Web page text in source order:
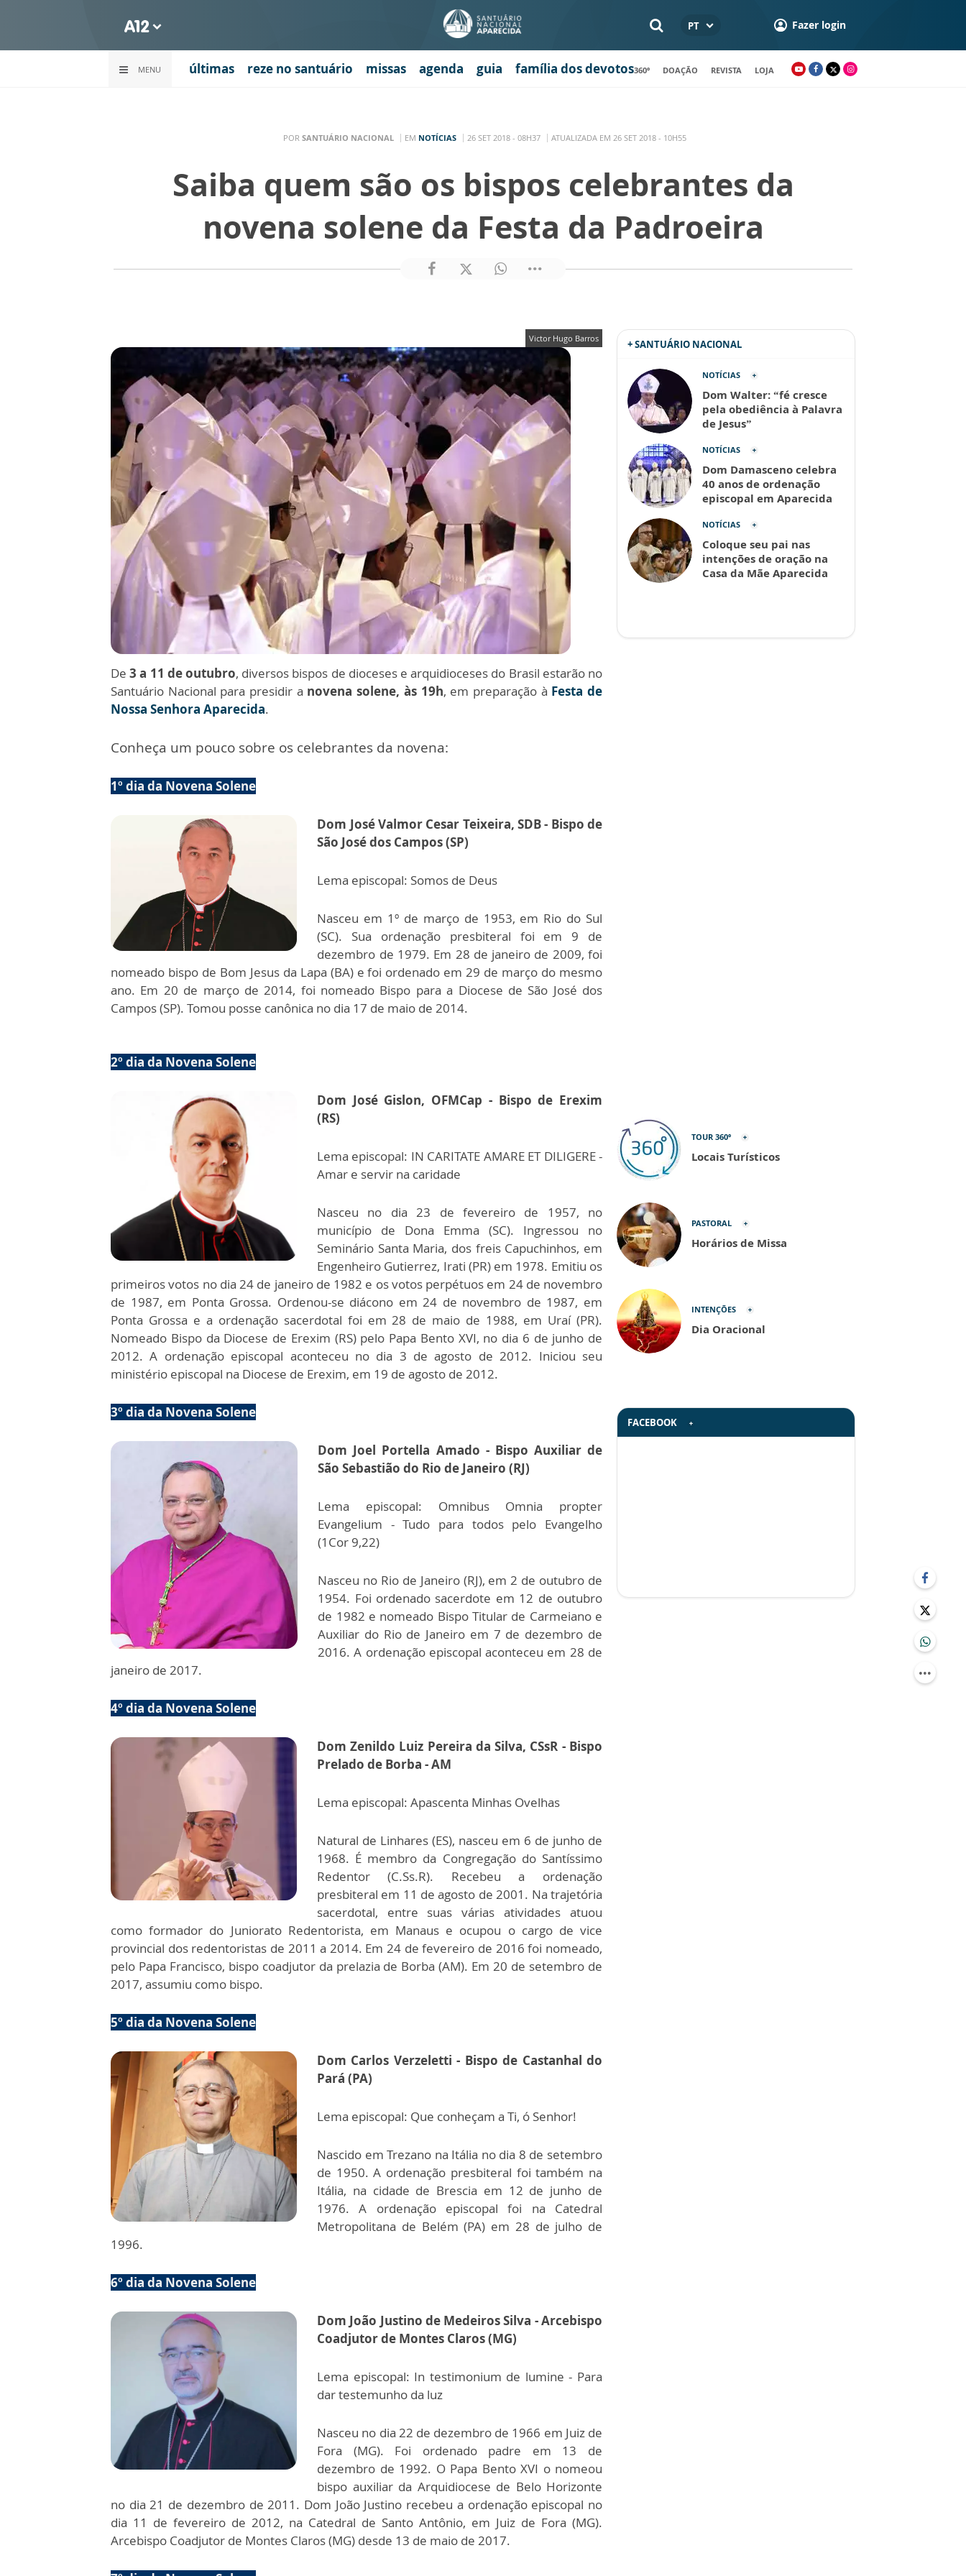
PT Fazer login
MENU últimas reze no santuário missas agenda guia família dos devotos360º DOAÇÃO REVISTA LOJA
POR SANTUÁRIO NACIONAL EM NOTÍCIAS 26 SET 2018 - 08H37 ATUALIZADA EM 26 SET 2018 - 10H55
Saiba quem são os bispos celebrantes da
novena solene da Festa da Padroeira
Victor Hugo Barros
De3 a 11 de outubro, diversos bispos de dioceses e arquidioceses do Brasil estarão no
Santuário Nacional para presidir a novena solene, às 19h, em preparação à Festa de
Nossa Senhora Aparecida.
Conheça um pouco sobre os celebrantes da novena:
1º dia da Novena Solene
Dom José Valmor Cesar Teixeira, SDB - Bispo de
São José dos Campos (SP)
Lema episcopal: Somos de Deus
Nasceu em 1º de março de 1953, em Rio do Sul
(SC). Sua ordenação presbiteral foi em 9 de
dezembro de 1979. Em 28 de janeiro de 2009, foi
nomeado bispo de Bom Jesus da Lapa (BA) e foi ordenado em 29 de março do mesmo
ano. Em 20 de março de 2014, foi nomeado Bispo para a Diocese de São José dos
Campos (SP). Tomou posse canônica no dia 17 de maio de 2014.
2º dia da Novena Solene
Dom José Gislon, OFMCap - Bispo de Erexim
(RS)
Lema episcopal: IN CARITATE AMARE ET DILIGERE -
Amar e servir na caridade
Nasceu no dia 23 de fevereiro de 1957, no
município de Dona Emma (SC). Ingressou no
Seminário Santa Maria, dos freis Capuchinhos, em
Engenheiro Gutierrez, Irati (PR) em 1978. Emitiu os
primeiros votos no dia 24 de janeiro de 1982 e os votos perpétuos em 24 de novembro
de 1987, em Ponta Grossa. Ordenou-se diácono em 24 de novembro de 1987, em
Ponta Grossa e a ordenação sacerdotal foi em 28 de maio de 1988, em Uraí (PR).
Nomeado Bispo da Diocese de Erexim (RS) pelo Papa Bento XVI, no dia 6 de junho de
2012. A ordenação episcopal aconteceu no dia 3 de agosto de 2012. Iniciou seu
ministério episcopal na Diocese de Erexim, em 19 de agosto de 2012.
3º dia da Novena Solene
Dom Joel Portella Amado - Bispo Auxiliar de
São Sebastião do Rio de Janeiro (RJ)
Lema episcopal: Omnibus Omnia propter
Evangelium - Tudo para todos pelo Evangelho
(1Cor 9,22)
Nasceu no Rio de Janeiro (RJ), em 2 de outubro de
1954. Foi ordenado sacerdote em 12 de outubro
de 1982 e nomeado Bispo Titular de Carmeiano e
Auxiliar do Rio de Janeiro em 7 de dezembro de
2016. A ordenação episcopal aconteceu em 28 de
janeiro de 2017.
4º dia da Novena Solene
Dom Zenildo Luiz Pereira da Silva, CSsR - Bispo
Prelado de Borba - AM
Lema episcopal: Apascenta Minhas Ovelhas
Natural de Linhares (ES), nasceu em 6 de junho de
1968. É membro da Congregação do Santíssimo
Redentor (C.Ss.R). Recebeu a ordenação
presbiteral em 11 de agosto de 2001. Na trajetória
sacerdotal, entre suas várias atividades atuou
como formador do Juniorato Redentorista, em Manaus e ocupou o cargo de vice
provincial dos redentoristas de 2011 a 2014. Em 24 de fevereiro de 2016 foi nomeado,
pelo Papa Francisco, bispo coadjutor da prelazia de Borba (AM). Em 20 de setembro de
2017, assumiu como bispo.
5º dia da Novena Solene
Dom Carlos Verzeletti - Bispo de Castanhal do
Pará (PA)
Lema episcopal: Que conheçam a Ti, ó Senhor!
Nascido em Trezano na Itália no dia 8 de setembro
de 1950. A ordenação presbiteral foi também na
Itália, na cidade de Brescia em 12 de junho de
1976. A ordenação episcopal foi na Catedral
Metropolitana de Belém (PA) em 28 de julho de
1996.
6º dia da Novena Solene
Dom João Justino de Medeiros Silva - Arcebispo
Coadjutor de Montes Claros (MG)
Lema episcopal: In testimonium de lumine - Para
dar testemunho da luz
Nasceu no dia 22 de dezembro de 1966 em Juiz de
Fora (MG). Foi ordenado padre em 13 de
dezembro de 1992. O Papa Bento XVI o nomeou
bispo auxiliar da Arquidiocese de Belo Horizonte
no dia 21 de dezembro de 2011. Dom João Justino recebeu a ordenação episcopal no
dia 11 de fevereiro de 2012, na Catedral de Santo Antônio, em Juiz de Fora (MG).
Arcebispo Coadjutor de Montes Claros (MG) desde 13 de maio de 2017.
+ SANTUÁRIO NACIONAL
NOTÍCIAS
Dom Walter: “fé cresce
pela obediência à Palavra
de Jesus”
NOTÍCIAS
Dom Damasceno celebra
40 anos de ordenação
episcopal em Aparecida
NOTÍCIAS
Coloque seu pai nas
intenções de oração na
Casa da Mãe Aparecida
TOUR 360º
Locais Turísticos
PASTORAL
Horários de Missa
INTENÇÕES
Dia Oracional
FACEBOOK